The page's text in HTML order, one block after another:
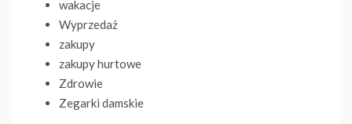
wakacje
Wyprzedaż
zakupy
zakupy hurtowe
Zdrowie
Zegarki damskie